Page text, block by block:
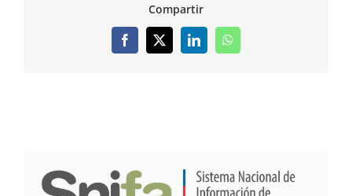
Compartir
Facebook
X LinkedInWhatsApp